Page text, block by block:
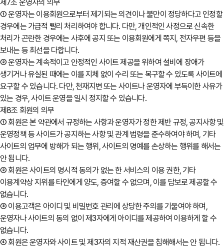
제7조 운영자의 의무
① 운영자는 이용회원으로부터 제기되는 의견이나 불만이 정당하다고 인정할
경우에는 가급적 빨리 처리하여야 합니다. 다만, 개인적인 사정으로 신속한
처리가 곤란한 경우에는 사후에 공지 또는 이용회원에게 쪽지, 전자우편 등을
보내는 등 최선을 다합니다.
② 운영자는 계속적이고 안정적인 사이트 제공을 위하여 설비에 장애가
생기거나 유실된 때에는 이를 지체 없이 수리 또는 복구할 수 있도록 사이트에
요구할 수 있습니다. 다만, 천재지변 또는 사이트나 운영자에 부득이한 사유가
있는 경우, 사이트 운영을 일시 정지할 수 있습니다.
제8조 회원의 의무
① 회원은 본 약관에서 규정하는 사항과 운영자가 정한 제반 규정, 공지사항 및
운영정책 등 사이트가 공지하는 사항 및 관계 법령을 준수하여야 하며, 기타
사이트의 업무에 방해가 되는 행위, 사이트의 명예를 손상하는 행위를 해서는
안 됩니다.
② 회원은 사이트의 명시적 동의가 없는 한 서비스의 이용 권한, 기타
이용계약상 지위를 타인에게 양도, 증여할 수 없으며, 이를 담보로 제공할 수
없습니다.
③ 이용고객은 아이디 및 비밀번호 관리에 상당한 주의를 기울여야 하며,
운영자나 사이트의 동의 없이 제3자에게 아이디를 제공하여 이용하게 할 수
없습니다.
④ 회원은 운영자와 사이트 및 제3자의 지적 재산권을 침해해서는 안 됩니다.